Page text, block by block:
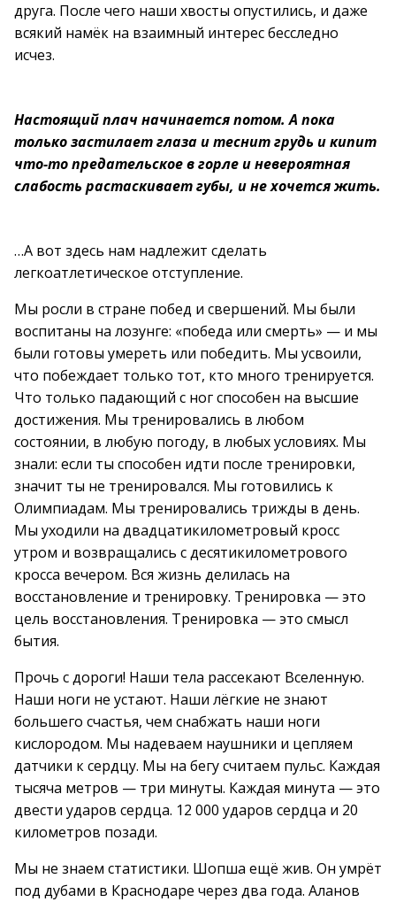
друга. После чего наши хвосты опустились, и даже
всякий намёк на взаимный интерес бесследно
исчез.
Настоящий плач начинается потом. А пока
только застилает глаза и теснит грудь и кипит
что-то предательское в горле и невероятная
слабость растаскивает губы, и не хочется жить.
…А вот здесь нам надлежит сделать
легкоатлетическое отступление.
Мы росли в стране побед и свершений. Мы были
воспитаны на лозунге: «победа или смерть» — и мы
были готовы умереть или победить. Мы усвоили,
что побеждает только тот, кто много тренируется.
Что только падающий с ног способен на высшие
достижения. Мы тренировались в любом
состоянии, в любую погоду, в любых условиях. Мы
знали: если ты способен идти после тренировки,
значит ты не тренировался. Мы готовились к
Олимпиадам. Мы тренировались трижды в день.
Мы уходили на двадцатикилометровый кросс
утром и возвращались с десятикилометрового
кросса вечером. Вся жизнь делилась на
восстановление и тренировку. Тренировка — это
цель восстановления. Тренировка — это смысл
бытия.
Прочь с дороги! Наши тела рассекают Вселенную.
Наши ноги не устают. Наши лёгкие не знают
большего счастья, чем снабжать наши ноги
кислородом. Мы надеваем наушники и цепляем
датчики к сердцу. Мы на бегу считаем пульс. Каждая
тысяча метров — три минуты. Каждая минута — это
двести ударов сердца. 12 000 ударов сердца и 20
километров позади.
Мы не знаем статистики. Шопша ещё жив. Он умрёт
под дубами в Краснодаре через два года. Аланов